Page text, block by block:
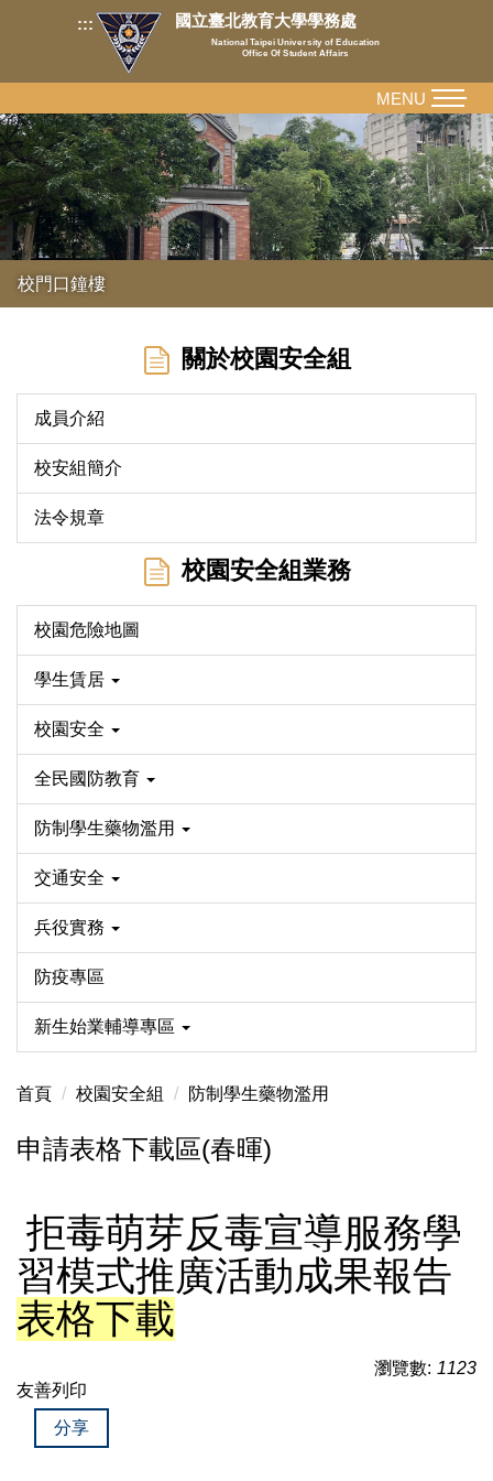
內
容
區
::: 國立臺北教育大學學務處
National Taipei University of Education
Office Of Student Affairs
校門口鐘樓
MENU
關於校園安全組
成員介紹
校安組簡介
法令規章
校園安全組業務
校園危險地圖
學生賃居
校園安全
全民國防教育
防制學生藥物濫用
交通安全
兵役實務
防疫專區
新生始業輔導專區
首頁 校園安全組 防制學生藥物濫用
申請表格下載區(春暉)
拒毒萌芽反毒宣導服務學
習模式推廣活動成果報告
表格下載
瀏覽數: 1123
友善列印
分享